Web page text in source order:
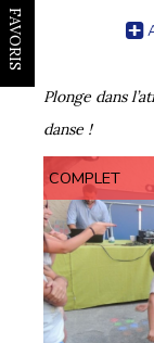
FAVORIS
Plonge dans
danse !
COMPLET